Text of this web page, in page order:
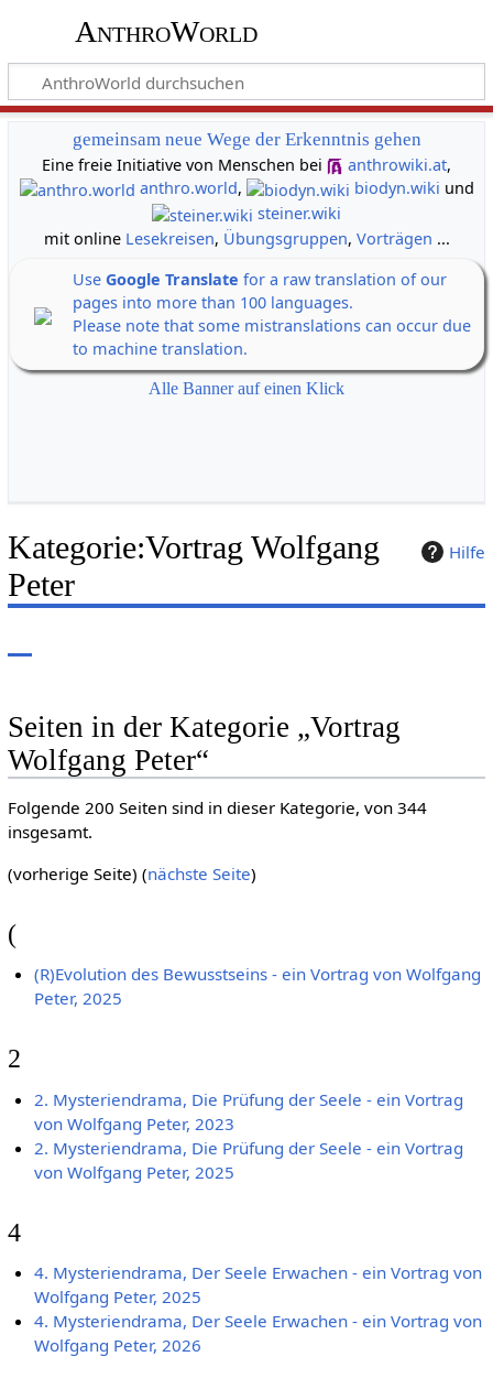
AnthroWorld
gemeinsam neue Wege der Erkenntnis gehen
Eine freie Initiative von Menschen bei
anthrowiki.at,
anthro.world, biodyn.wiki und
steiner.wiki
mit online Lesekreisen, Übungsgruppen, Vorträgen ...
Use Google Translate for a raw translation of our
pages into more than 100 languages.
Please note that some mistranslations can occur due
to machine translation.
Alle Banner auf einen Klick
Hilfe
Kategorie:Vortrag Wolfgang
Peter
Seiten in der Kategorie „Vortrag
Wolfgang Peter“
Folgende 200 Seiten sind in dieser Kategorie, von 344
insgesamt.
(vorherige Seite) (nächste Seite)
(
(R)Evolution des Bewusstseins - ein Vortrag von Wolfgang
Peter, 2025
2
2. Mysteriendrama, Die Prüfung der Seele - ein Vortrag
von Wolfgang Peter, 2023
2. Mysteriendrama, Die Prüfung der Seele - ein Vortrag
von Wolfgang Peter, 2025
4
4. Mysteriendrama, Der Seele Erwachen - ein Vortrag von
Wolfgang Peter, 2025
4. Mysteriendrama, Der Seele Erwachen - ein Vortrag von
Wolfgang Peter, 2026